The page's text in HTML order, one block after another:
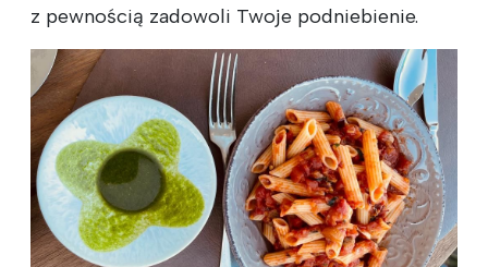
z pewnością zadowoli Twoje podniebienie.